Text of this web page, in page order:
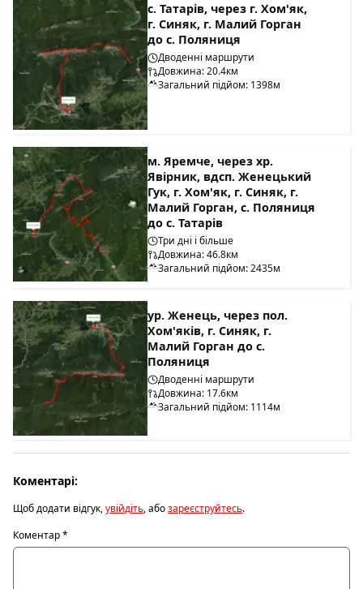
с. Татарів, через г. Хом'як,
г. Синяк, г. Малий Горган
до с. Поляниця
Дводенні маршрути
Довжина: 20.4км
Загальний підйом: 1398м
м. Яремче, через хр.
Явірник, вдсп. Женецький
Гук, г. Хом'як, г. Синяк, г.
Малий Горган, с. Поляниця
до с. Татарів
Три дні і більше
Довжина: 46.8км
Загальний підйом: 2435м
ур. Женець, через пол.
Хом'яків, г. Синяк, г.
Малий Горган до с.
Поляниця
Дводенні маршрути
Довжина: 17.6км
Загальний підйом: 1114м
Коментарі:
Щоб додати відгук,увійдіть, абозареєструйтесь.
Коментар*